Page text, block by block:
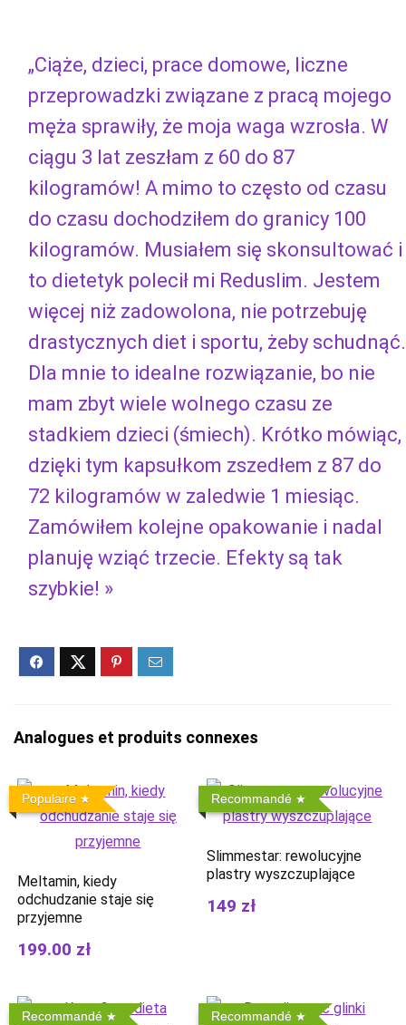
„Ciąże, dzieci, prace domowe, liczne
przeprowadzki związane z pracą mojego
męża sprawiły, że moja waga wzrosła. W
ciągu 3 lat zeszłam z 60 do 87
kilogramów! A mimo to często od czasu
do czasu dochodziłem do granicy 100
kilogramów. Musiałem się skonsultować i
to dietetyk polecił mi Reduslim. Jestem
więcej niż zadowolona, ​​nie potrzebuję
drastycznych diet i sportu, żeby schudnąć.
Dla mnie to idealne rozwiązanie, bo nie
mam zbyt wiele wolnego czasu ze
stadkiem dzieci (śmiech). Krótko mówiąc,
dzięki tym kapsułkom zszedłem z 87 do
72 kilogramów w zaledwie 1 miesiąc.
Zamówiłem kolejne opakowanie i nadal
planuję wziąć trzecie. Efekty są tak
szybkie! »
Analogues et produits connexes
Populaire
Meltamin, kiedy
odchudzanie staje się
przyjemne
199.00 zł
Recommandé
Slimmestar: rewolucyjne
plastry wyszczuplające
149 zł
Recommandé Recommandé